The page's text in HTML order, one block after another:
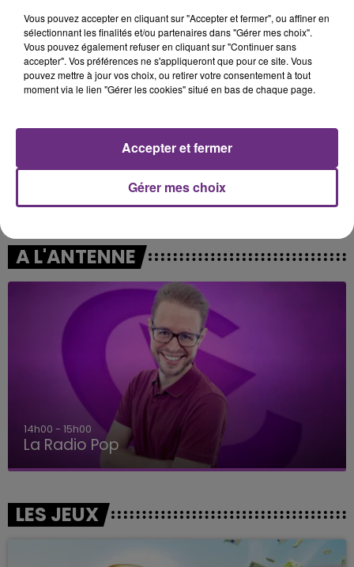
5h35
5h35
End Of Beginning
5h33
5h33
Fever Dream
A L'ANTENNE
14h00 - 15h00
La Radio Pop
LES JEUX
Vous pouvez accepter en cliquant sur "Accepter et fermer", ou affiner en
sélectionnant les finalités et/ou partenaires dans "Gérer mes choix".
Vous pouvez également refuser en cliquant sur "Continuer sans
accepter". Vos préférences ne s'appliqueront que pour ce site. Vous
pouvez mettre à jour vos choix, ou retirer votre consentement à tout
moment via le lien "Gérer les cookies" situé en bas de chaque page.
Gérer mes choix
Accepter et fermer